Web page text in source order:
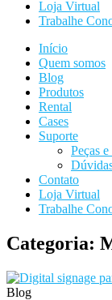
Loja Virtual
Trabalhe
Início
Quem somos
Blog
Produtos
Rental
Cases
Suporte
Peças
Contato
Loja Virtual
Trabalhe
Categoria:
Blog